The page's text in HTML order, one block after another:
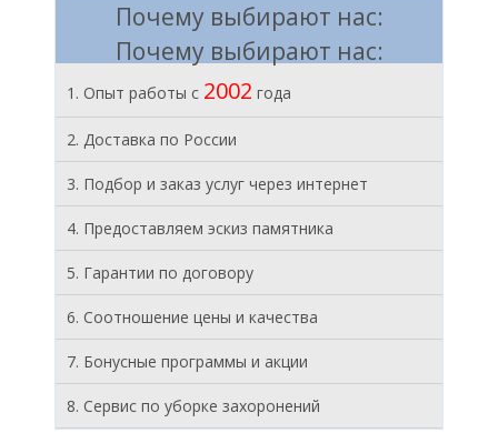
Почему выбирают нас:
Почему выбирают нас:
1. Опыт работы с 2002 года
2. Доставка по России
3. Подбор и заказ услуг через интернет
4. Предоставляем эскиз памятника
5. Гарантии по договору
6. Соотношение цены и качества
7. Бонусные программы и акции
8. Cервис по уборке захоронений